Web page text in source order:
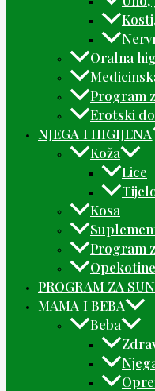
Oralna
Program
Erotski
NJEGA I HIGIJENA
Koža
Lice
Kosa
Program
PROGRAM ZA
MAMA I BEBA
Beba